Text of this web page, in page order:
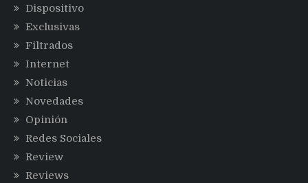
Dispositivo
Exclusivas
Filtrados
Internet
Noticias
Novedades
Opinión
Redes Sociales
Review
Reviews